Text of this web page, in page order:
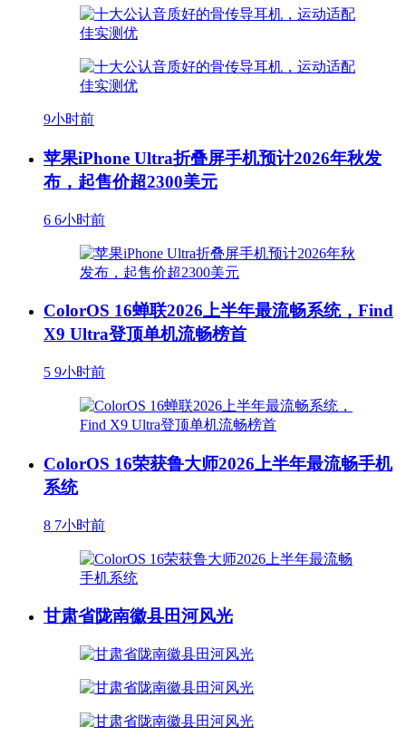
9小时前
苹果iPhone Ultra折叠屏手机预计2026年秋发
布，起售价超2300美元
6 6小时前
ColorOS 16蝉联2026上半年最流畅系统，Find
X9 Ultra登顶单机流畅榜首
5 9小时前
ColorOS 16荣获鲁大师2026上半年最流畅手机
系统
8 7小时前
甘肃省陇南徽县田河风光